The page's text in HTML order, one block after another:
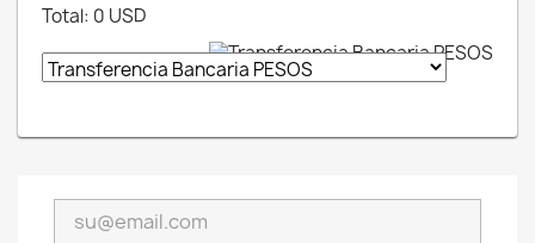
Total: 0 USD